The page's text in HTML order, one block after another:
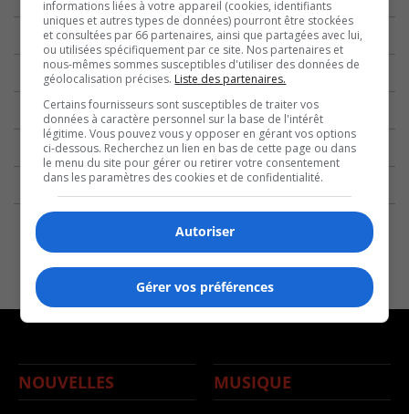
NOUVELLES MUSIQUE
informations liées à votre appareil (cookies, identifiants
uniques et autres types de données) pourront être stockées
et consultées par 66 partenaires, ainsi que partagées avec lui,
ou utilisées spécifiquement par ce site. Nos partenaires et
nous-mêmes sommes susceptibles d'utiliser des données de
géolocalisation précises. Liste des partenaires.
Certains fournisseurs sont susceptibles de traiter vos
données à caractère personnel sur la base de l'intérêt
légitime. Vous pouvez vous y opposer en gérant vos options
ci-dessous. Recherchez un lien en bas de cette page ou dans
le menu du site pour gérer ou retirer votre consentement
dans les paramètres des cookies et de confidentialité.
Autoriser
Gérer vos préférences